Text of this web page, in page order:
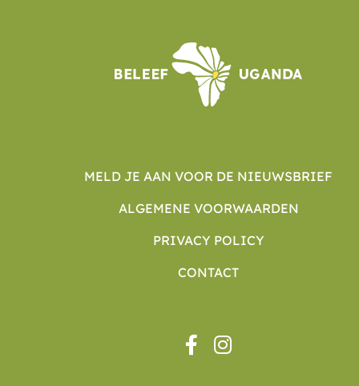
MELD JE AAN VOOR DE NIEUWSBRIEF
ALGEMENE VOORWAARDEN
PRIVACY POLICY
CONTACT